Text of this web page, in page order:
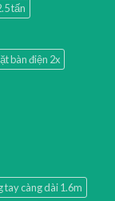
tấn
bàn điện 2x
tay càng dài 1.6m